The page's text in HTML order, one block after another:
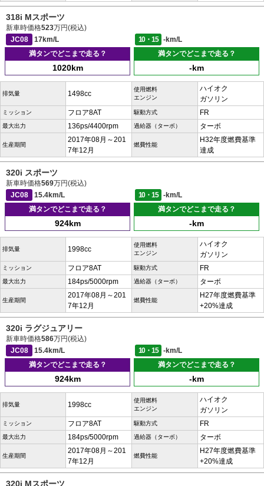
318i Mスポーツ
新車時価格523万円(税込)
JC08
17km/L 10・15
-km/L
満タンでどこまで走る？
1020km
満タンでどこまで走る？
-km
排気量 1498cc
使用燃料
エンジン
ハイオク
ガソリン
ミッション フロア8AT 駆動方式 FR
最大出力 136ps/4400rpm 過給器（ターボ） ターボ
生産期間
2017年08月～201
7年12月
燃費性能
H32年度燃費基準
達成
320i スポーツ
新車時価格569万円(税込)
JC08
15.4km/L 10・15
-km/L
満タンでどこまで走る？
924km
満タンでどこまで走る？
-km
排気量 1998cc
使用燃料
エンジン
ハイオク
ガソリン
ミッション フロア8AT 駆動方式 FR
最大出力 184ps/5000rpm 過給器（ターボ） ターボ
生産期間
2017年08月～201
7年12月
燃費性能
H27年度燃費基準
+20%達成
320i ラグジュアリー
新車時価格586万円(税込)
JC08
15.4km/L 10・15
-km/L
満タンでどこまで走る？
924km
満タンでどこまで走る？
-km
排気量 1998cc
使用燃料
エンジン
ハイオク
ガソリン
ミッション フロア8AT 駆動方式 FR
最大出力 184ps/5000rpm 過給器（ターボ） ターボ
生産期間
2017年08月～201
7年12月
燃費性能
H27年度燃費基準
+20%達成
320i Mスポーツ